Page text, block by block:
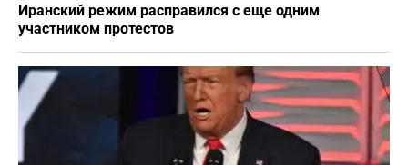
Иранский режим расправился с еще одним
участником протестов